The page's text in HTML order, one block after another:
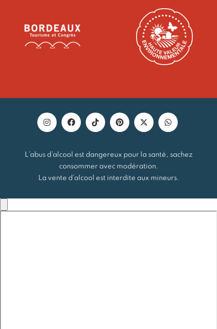
L’abus d’alcool est dangereux pour la santé, sachez
consommer avec modération.
La vente d’alcool est interdite aux mineurs.